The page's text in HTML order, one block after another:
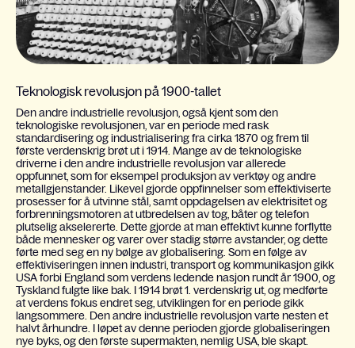
Teknologisk revolusjon på 1900-tallet
Den andre industrielle revolusjon, også kjent som den
teknologiske revolusjonen, var en periode med rask
standardisering og industrialisering fra cirka 1870 og frem til
første verdenskrig brøt ut i 1914. Mange av de teknologiske
driverne i den andre industrielle revolusjon var allerede
oppfunnet, som for eksempel produksjon av verktøy og andre
metallgjenstander. Likevel gjorde oppfinnelser som effektiviserte
prosesser for å utvinne stål, samt oppdagelsen av elektrisitet og
forbrenningsmotoren at utbredelsen av tog, båter og telefon
plutselig akselererte. Dette gjorde at man effektivt kunne forflytte
både mennesker og varer over stadig større avstander, og dette
førte med seg en ny bølge av globalisering. Som en følge av
effektiviseringen innen industri, transport og kommunikasjon gikk
USA forbi England som verdens ledende nasjon rundt år 1900, og
Tyskland fulgte like bak. I 1914 brøt 1. verdenskrig ut, og medførte
at verdens fokus endret seg, utviklingen for en periode gikk
langsommere. Den andre industrielle revolusjon varte nesten et
halvt århundre. I løpet av denne perioden gjorde globaliseringen
nye byks, og den første supermakten, nemlig USA, ble skapt.